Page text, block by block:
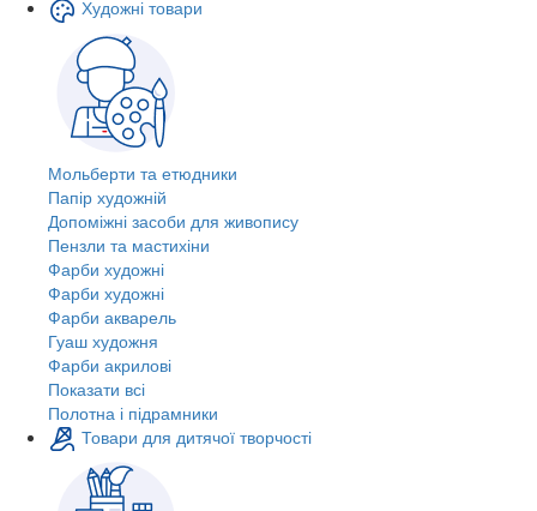
Художні товари
Мольберти та етюдники
Папір художній
Допоміжні засоби для живопису
Пензли та мастихіни
Фарби художні
Фарби художні
Фарби акварель
Гуаш художня
Фарби акрилові
Показати всі
Полотна і підрамники
Товари для дитячої творчості